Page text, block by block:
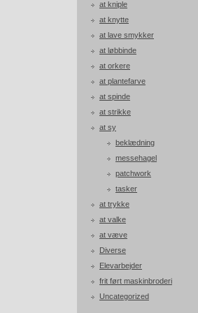
at kniple
at knytte
at lave smykker
at løbbinde
at orkere
at plantefarve
at spinde
at strikke
at sy
beklædning
messehagel
patchwork
tasker
at trykke
at valke
at væve
Diverse
Elevarbejder
frit ført maskinbroderi
Uncategorized